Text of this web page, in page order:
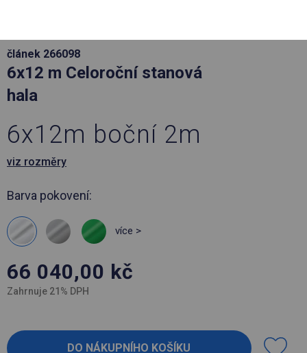
článek 266098
6x12 m Celoroční stanová
hala
6x12m boční 2m
viz rozměry
Barva pokovení:
více >
66 040,00 kč
Zahrnuje 21% DPH